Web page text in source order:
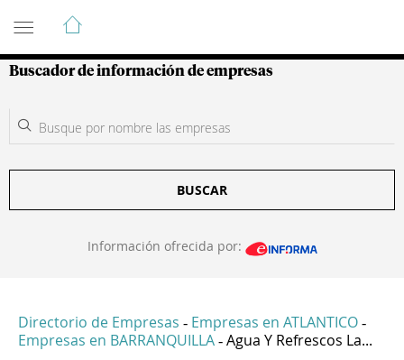
Guía de Empresas Colombianas
Buscador de información de empresas
BUSCAR
Información ofrecida por:
Directorio de Empresas - Empresas en ATLANTICO -
Empresas en BARRANQUILLA - Agua Y Refrescos La...